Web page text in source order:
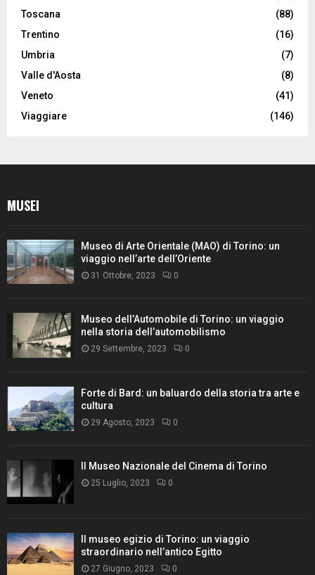
Toscana
(88)
Trentino
(16)
Umbria
(7)
Valle d'Aosta
(8)
Veneto
(41)
Viaggiare
(146)
MUSEI
Museo di Arte Orientale (MAO) di Torino: un
viaggio nell’arte dell’Oriente
31 Ottobre, 2023 0
Museo dell’Automobile di Torino: un viaggio
nella storia dell’automobilismo
29 Settembre, 2023 0
Forte di Bard: un baluardo della storia tra arte e
cultura
29 Agosto, 2023 0
Il Museo Nazionale del Cinema di Torino
25 Luglio, 2023 0
Il museo egizio di Torino: un viaggio
straordinario nell’antico Egitto
27 Giugno, 2023 0